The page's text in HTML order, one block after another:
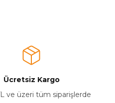
Ücretsiz Kargo
ve üzeri tüm siparişlerde